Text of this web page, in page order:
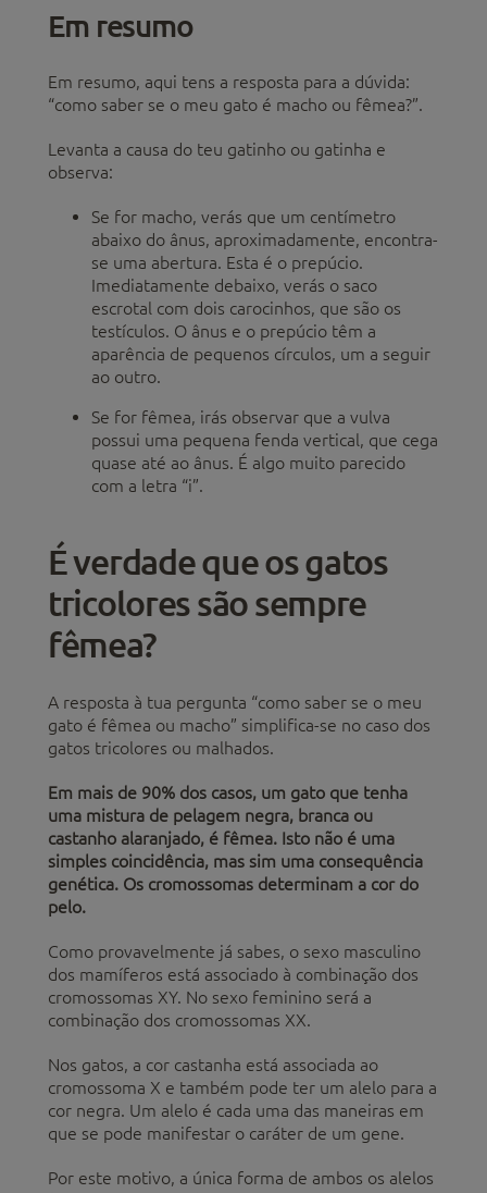
Em resumo
Em resumo, aqui tens a resposta para a dúvida:
“como saber se o meu gato é macho ou fêmea?”.
Levanta a causa do teu gatinho ou gatinha e
observa:
Se for macho, verás que um centímetro
abaixo do ânus, aproximadamente, encontra-
se uma abertura. Esta é o prepúcio.
Imediatamente debaixo, verás o saco
escrotal com dois carocinhos, que são os
testículos. O ânus e o prepúcio têm a
aparência de pequenos círculos, um a seguir
ao outro.
Se for fêmea, irás observar que a vulva
possui uma pequena fenda vertical, que cega
quase até ao ânus. É algo muito parecido
com a letra “i”.
É verdade que os gatos
tricolores são sempre
fêmea?
A resposta à tua pergunta “como saber se o meu
gato é fêmea ou macho” simplifica-se no caso dos
gatos tricolores ou malhados.
Em mais de 90% dos casos, um gato que tenha
uma mistura de pelagem negra, branca ou
castanho alaranjado, é fêmea. Isto não é uma
simples coincidência, mas sim uma consequência
genética. Os cromossomas determinam a cor do
pelo.
Como provavelmente já sabes, o sexo masculino
dos mamíferos está associado à combinação dos
cromossomas XY. No sexo feminino será a
combinação dos cromossomas XX.
Nos gatos, a cor castanha está associada ao
cromossoma X e também pode ter um alelo para a
cor negra. Um alelo é cada uma das maneiras em
que se pode manifestar o caráter de um gene.
Por este motivo, a única forma de ambos os alelos